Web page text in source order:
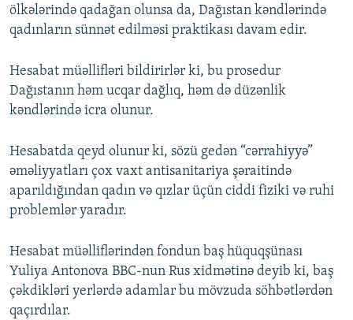
XƏBƏR BÜLLETENLƏRIMIZ
ölkələrində qadağan olunsa da, Dağıstan kəndlərində
qadınların sünnət edilməsi praktikası davam edir.
Hesabat müəllifləri bildirirlər ki, bu prosedur
Dağıstanın həm ucqar dağlıq, həm də düzənlik
kəndlərində icra olunur.
Hesabatda qeyd olunur ki, sözü gedən “cərrahiyyə”
əməliyyatları çox vaxt antisanitariya şəraitində
aparıldığından qadın və qızlar üçün ciddi fiziki və ruhi
problemlər yaradır.
Hesabat müəlliflərindən fondun baş hüquqşünası
Yuliya Antonova BBC-nun Rus xidmətinə deyib ki, baş
çəkdikləri yerlərdə adamlar bu mövzuda söhbətlərdən
qaçırdılar.